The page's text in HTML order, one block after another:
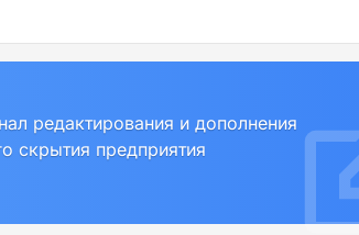
редактирования и дополнения
скрытия предприятия